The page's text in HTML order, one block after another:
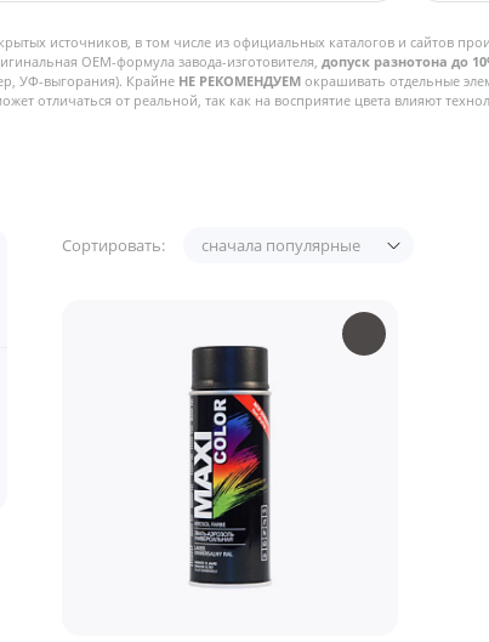
источников, в том числе из официальных каталогов и сайтов
OEM-формула завода-изготовителя, допуск разнотона до
УФ-выгорания). Крайне НЕ РЕКОМЕНДУЕМ окрашивать отдельные
отличаться от реальной, так как на восприятие цвета влияют
Сортировать: сначала популярные